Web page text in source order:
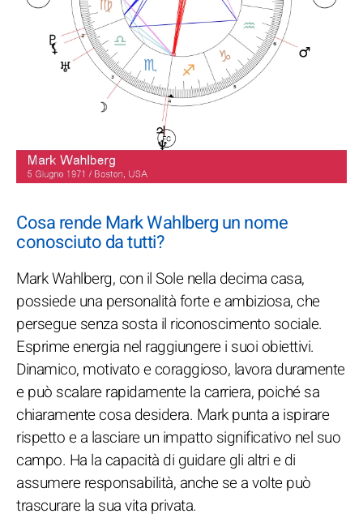
Cosa rende Mark Wahlberg un nome
conosciuto da tutti?
Mark Wahlberg, con il Sole nella decima casa,
possiede una personalità forte e ambiziosa, che
persegue senza sosta il riconoscimento sociale.
Esprime energia nel raggiungere i suoi obiettivi.
Dinamico, motivato e coraggioso, lavora duramente
e può scalare rapidamente la carriera, poiché sa
chiaramente cosa desidera. Mark punta a ispirare
rispetto e a lasciare un impatto significativo nel suo
campo. Ha la capacità di guidare gli altri e di
assumere responsabilità, anche se a volte può
trascurare la sua vita privata.